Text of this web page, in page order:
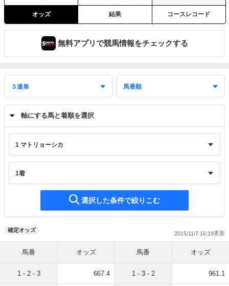
オッズ 結果 コースレコード
無料アプリで競馬情報をチェックする
軸にする馬と着順を選択
選択した条件で絞りこむ
確定オッズ
2015/11/7 16:19
馬番 オッズ
1 - 2 - 3 667.4
馬番 オッズ
1 - 3 - 2 961.1